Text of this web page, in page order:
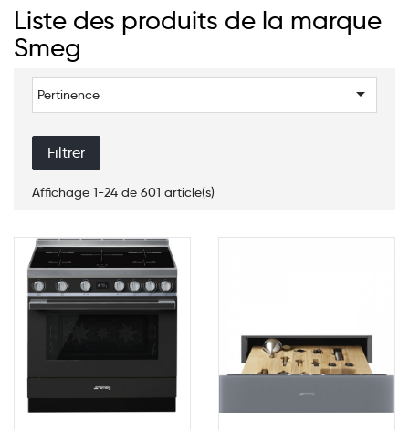
Liste des produits de la marque
Smeg
Pertinence 
Filtrer
Affichage 1-24 de 601 article(s)